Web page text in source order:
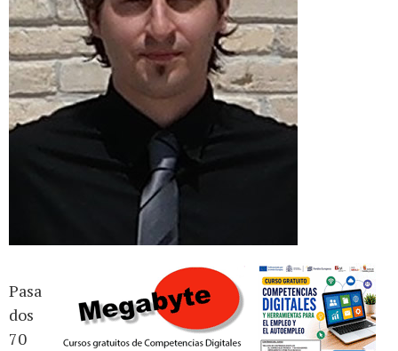
Pasa
dos
70